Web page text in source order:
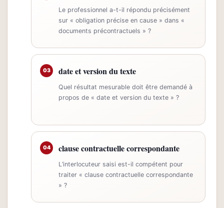
Le professionnel a-t-il répondu précisément
sur « obligation précise en cause » dans «
documents précontractuels » ?
03 date et version du texte
Quel résultat mesurable doit être demandé à
propos de « date et version du texte » ?
04 clause contractuelle correspondante
L’interlocuteur saisi est-il compétent pour
traiter « clause contractuelle correspondante
» ?